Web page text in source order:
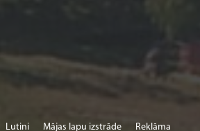
Lutini Mājas lapu izstrāde Reklāma